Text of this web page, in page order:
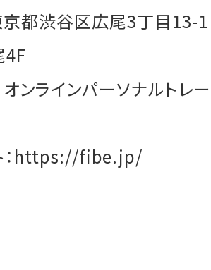
京都渋谷区広尾3丁目13-1
4F
ンラインパーソナルトレ
https://fibe.jp/